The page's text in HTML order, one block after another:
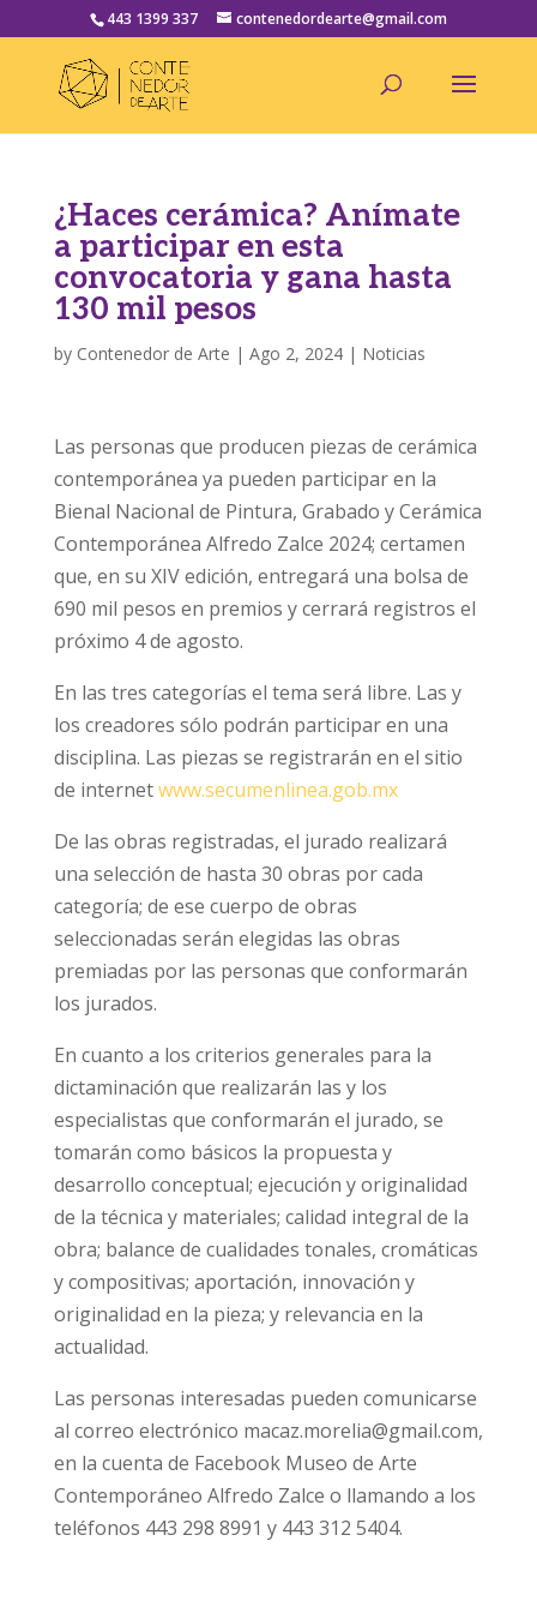
443 1399 337 contenedordearte@gmail.com
¿Haces cerámica? Anímate
a participar en esta
convocatoria y gana hasta
130 mil pesos
by Contenedor de Arte | Ago 2, 2024| Noticias
Las personas que producen piezas de cerámica
contemporánea ya pueden participar en la
Bienal Nacional de Pintura, Grabado y Cerámica
Contemporánea Alfredo Zalce 2024; certamen
que, en su XIV edición, entregará una bolsa de
690 mil pesos en premios y cerrará registros el
próximo 4 de agosto.
En las tres categorías el tema será libre. Las y
los creadores sólo podrán participar en una
disciplina. Las piezas se registrarán en el sitio
de internetwww.secumenlinea.gob.mx
De las obras registradas, el jurado realizará
una selección de hasta 30 obras por cada
categoría; de ese cuerpo de obras
seleccionadas serán elegidas las obras
premiadas por las personas que conformarán
los jurados.
En cuanto a los criterios generales para la
dictaminación que realizarán las y los
especialistas que conformarán el jurado, se
tomarán como básicos la propuesta y
desarrollo conceptual; ejecución y originalidad
de la técnica y materiales; calidad integral de la
obra; balance de cualidades tonales, cromáticas
y compositivas; aportación, innovación y
originalidad en la pieza; y relevancia en la
actualidad.
Las personas interesadas pueden comunicarse
al correo electrónico macaz.morelia@gmail.com,
en la cuenta de Facebook Museo de Arte
Contemporáneo Alfredo Zalce o llamando a los
teléfonos 443 298 8991 y 443 312 5404.